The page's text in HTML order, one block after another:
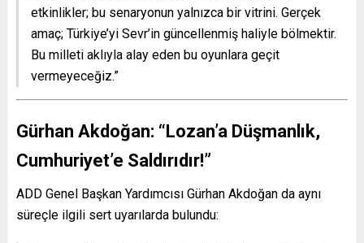
etkinlikler; bu senaryonun yalnızca bir vitrini. Gerçek
amaç; Türkiye’yi Sevr’in güncellenmiş haliyle bölmektir.
Bu milleti aklıyla alay eden bu oyunlara geçit
vermeyeceğiz.”
Gürhan Akdoğan: “Lozan’a Düşmanlık,
Cumhuriyet’e Saldırıdır!”
ADD Genel Başkan Yardımcısı Gürhan Akdoğan da aynı
süreçle ilgili sert uyarılarda bulundu: